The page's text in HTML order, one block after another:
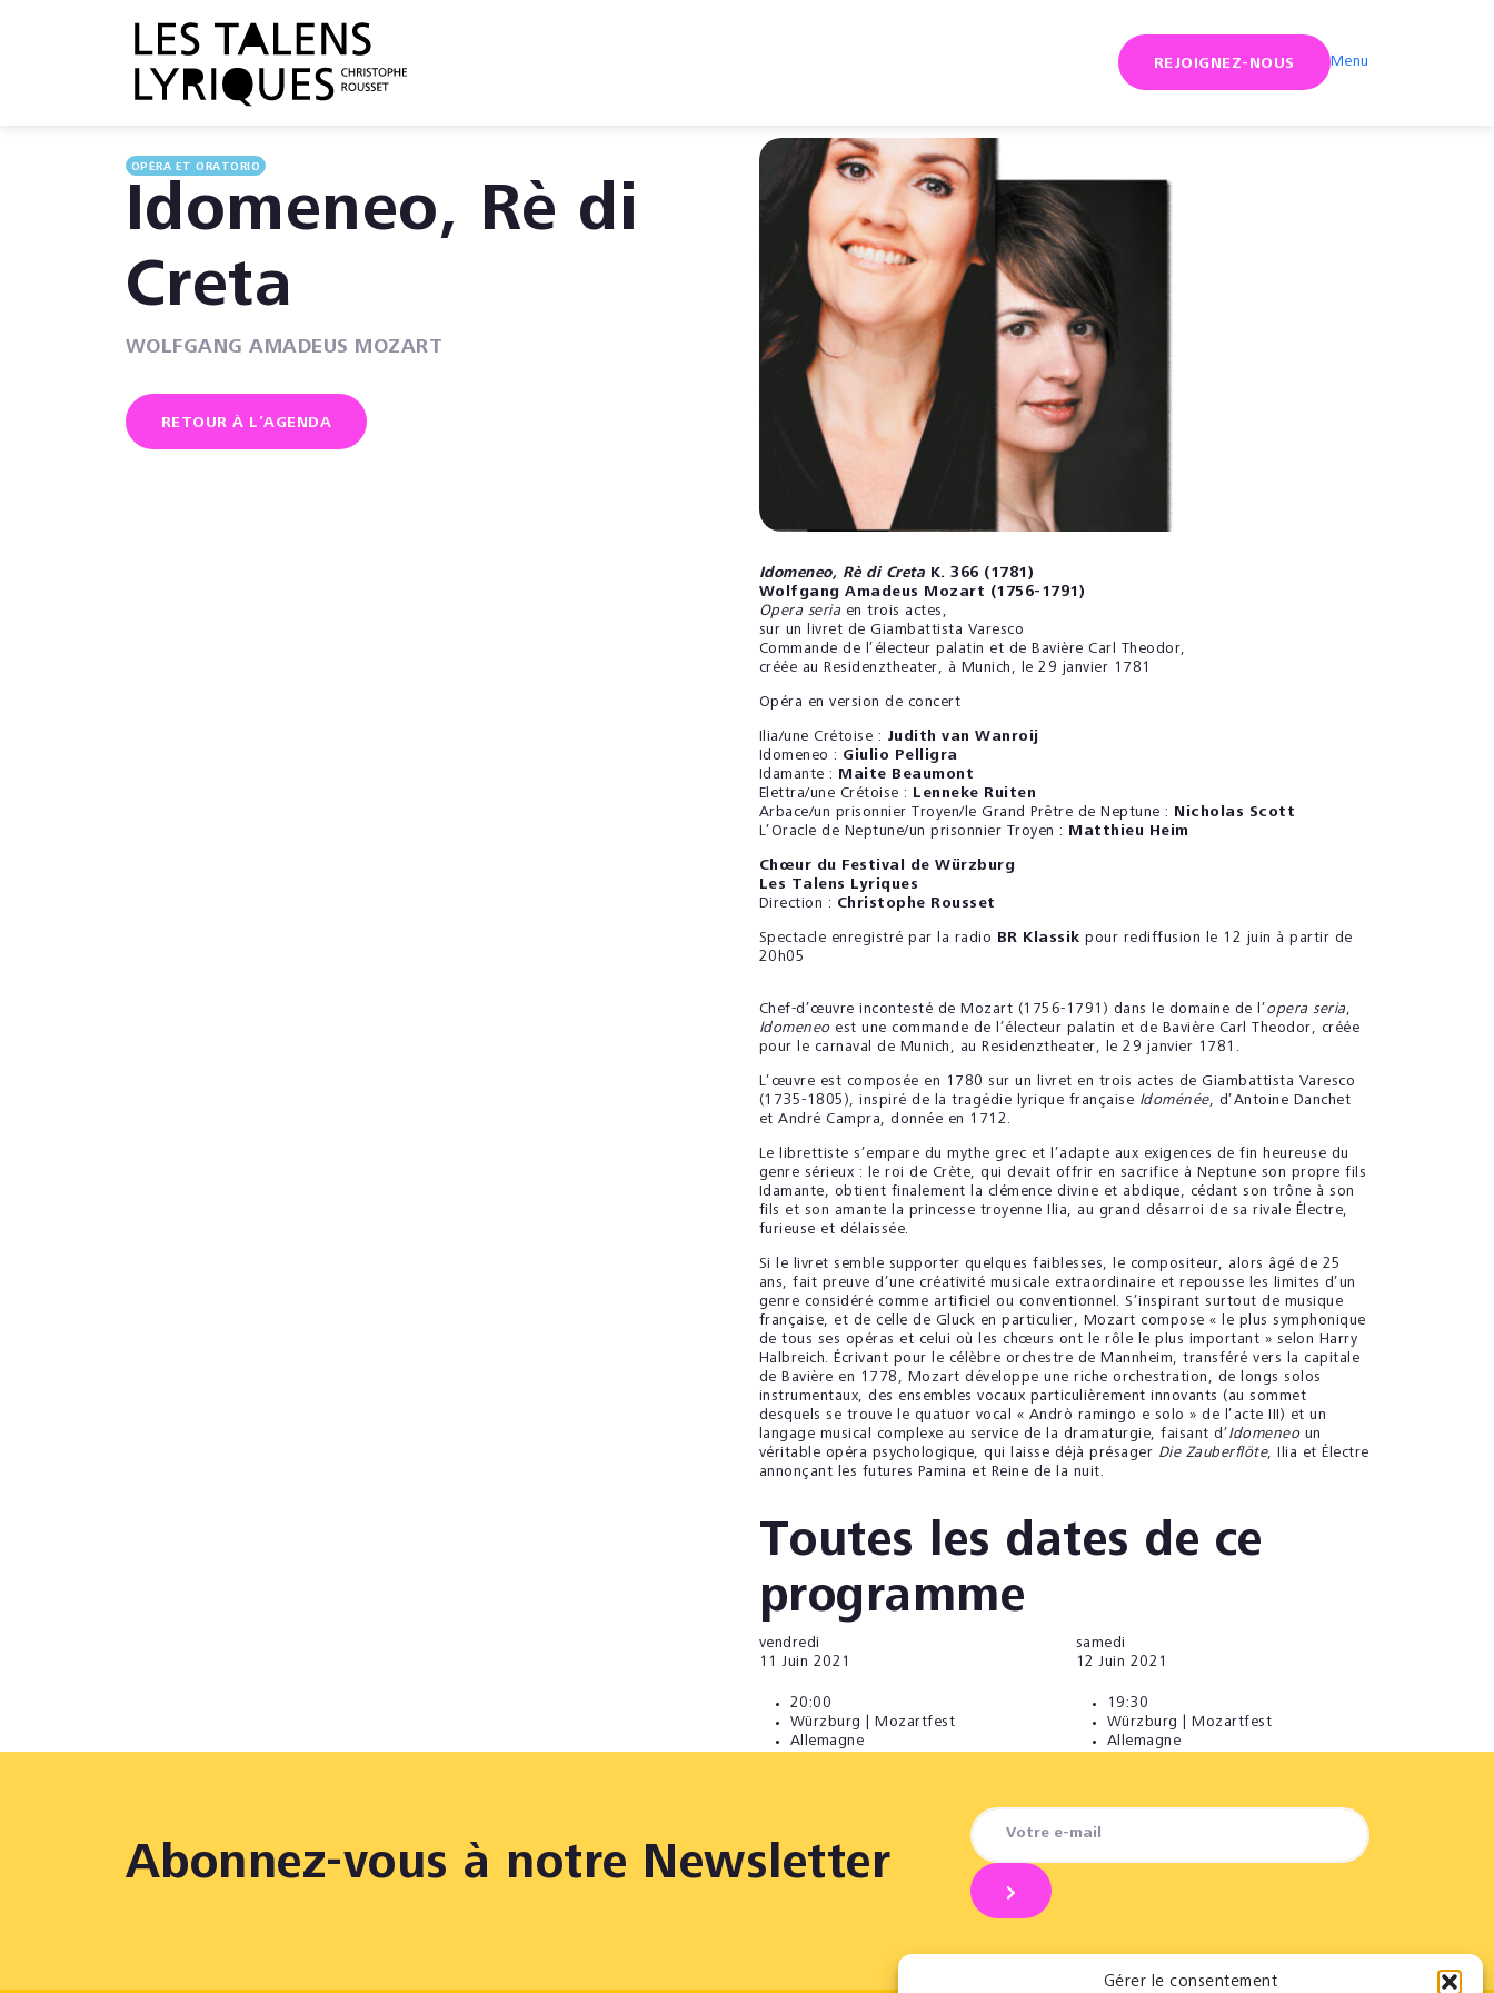
Gérer le consentement
REJOIGNEZ-NOUS Menu
OPÉRA ET ORATORIO
Idomeneo, Rè di
Creta
WOLFGANG AMADEUS MOZART
RETOUR À L’AGENDA
Idomeneo, Rè di Creta K. 366 (1781)
Wolfgang Amadeus Mozart (1756-1791)
Opera seria en trois actes,
sur un livret de Giambattista Varesco
Commande de l’électeur palatin et de Bavière Carl Theodor,
créée au Residenztheater, à Munich, le 29 janvier 1781
Opéra en version de concert
Ilia/une Crétoise : Judith van Wanroij
Idomeneo : Giulio Pelligra
Idamante :
Maite Beaumont
Elettra/une Crétoise :
Lenneke Ruiten
Arbace/un prisonnier Troyen/le Grand Prêtre de Neptune :
Nicholas Scott
L’Oracle de Neptune/un prisonnier Troyen :
Matthieu Heim
Chœur du Festival de Würzburg
Les Talens Lyriques
Direction : Christophe Rousset
Spectacle enregistré par la radio BR Klassik pour rediffusion le 12 juin à partir de
20h05
Chef-d’œuvre incontesté de Mozart (1756-1791) dans le domaine de l’ opera seria,
Idomeneoest une commande de l’électeur palatin et de Bavière Carl Theodor, créée
pour le carnaval de Munich, au Residenztheater, le 29 janvier 1781.
L’œuvre est composée en 1780 sur un livret en trois actes de Giambattista Varesco
(1735-1805), inspiré de la tragédie lyrique française Idoménée, d’Antoine Danchet
et André Campra, donnée en 1712.
Le librettiste s’empare du mythe grec et l’adapte aux exigences de fin heureuse du
genre sérieux : le roi de Crète, qui devait offrir en sacrifice à Neptune son propre fils
Idamante, obtient finalement la clémence divine et abdique, cédant son trône à son
fils et son amante la princesse troyenne Ilia, au grand désarroi de sa rivale Électre,
furieuse et délaissée.
Si le livret semble supporter quelques faiblesses, le compositeur, alors âgé de 25
ans, fait preuve d’une créativité musicale extraordinaire et repousse les limites d’un
genre considéré comme artificiel ou conventionnel. S’inspirant surtout de musique
française, et de celle de Gluck en particulier, Mozart compose « le plus symphonique
de tous ses opéras et celui où les chœurs ont le rôle le plus important » selon Harry
Halbreich. Écrivant pour le célèbre orchestre de Mannheim, transféré vers la capitale
de Bavière en 1778, Mozart développe une riche orchestration, de longs solos
instrumentaux, des ensembles vocaux particulièrement innovants (au sommet
desquels se trouve le quatuor vocal « Andrò ramingo e solo » de l’acte III) et un
langage musical complexe au service de la dramaturgie, faisant d’ Idomeneoun
véritable opéra psychologique, qui laisse déjà présager Die Zauberflöte, Ilia et Électre
annonçant les futures Pamina et Reine de la nuit.
Toutes les dates de ce
programme
vendredi
11Juin 2021
20:00
Würzburg | Mozartfest
Allemagne
samedi
12Juin 2021
19:30
Würzburg | Mozartfest
Allemagne
Abonnez-vous à notre Newsletter